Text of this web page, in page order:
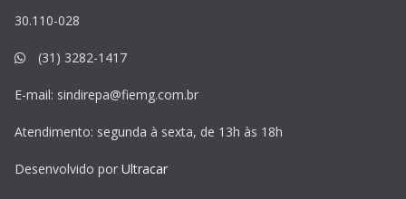
30.110-028
(31) 3282-1417
E-mail: sindirepa@fiemg.com.br
Atendimento: segunda à sexta, de 13h às 18h
Desenvolvido por Ultracar